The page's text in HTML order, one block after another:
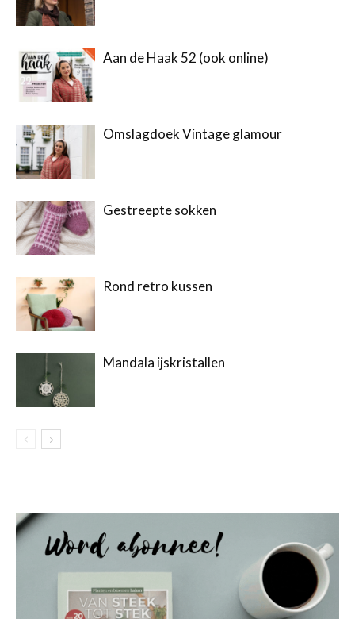
Aan de Haak 52 (ook online)
Omslagdoek Vintage glamour
Gestreepte sokken
Rond retro kussen
Mandala ijskristallen